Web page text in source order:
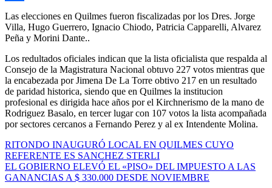
Compartir
Las elecciones en Quilmes fueron fiscalizadas por los Dres. Jorge
Villa, Hugo Guerrero, Ignacio Chiodo, Patricia Capparelli, Alvarez
Peña y Morini Dante..
Los redultados oficiales indican que la lista oficialista que respalda al
Consejo de la Magistratura Nacional obtuvo 227 votos mientras que
la encabezada por Jimena De La Torre obtivo 217 en un resultado
de paridad historica, siendo que en Quilmes la institucion
profesional es dirigida hace años por el Kirchnerismo de la mano de
Rodriguez Basalo, en tercer lugar con 107 votos la lista acompañada
por sectores cercanos a Fernando Perez y al ex Intendente Molina.
Navegación
de
entradas
RITONDO INAUGURÓ LOCAL EN QUILMES CUYO
REFERENTE ES SANCHEZ STERLI
EL GOBIERNO ELEVÓ EL «PISO» DEL IMPUESTO A LAS
GANANCIAS A $ 330.000 DESDE NOVIEMBRE